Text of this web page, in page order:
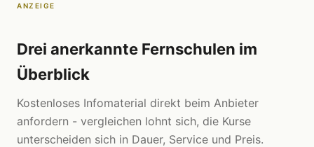
ANZEIGE
Drei anerkannte Fernschulen im
Überblick
Kostenloses Infomaterial direkt beim Anbieter
anfordern - vergleichen lohnt sich, die Kurse
unterscheiden sich in Dauer, Service und Preis.